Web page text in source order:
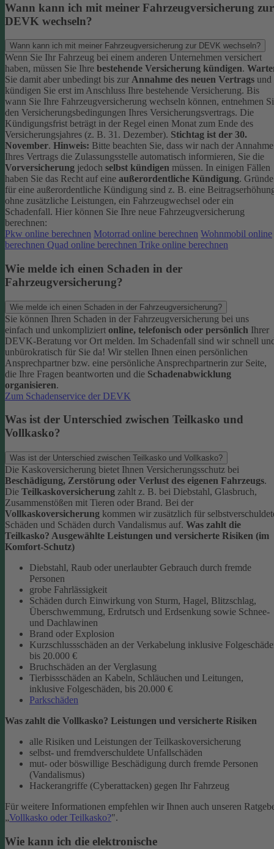
Wann kann ich mit meiner Fahrzeugversicherung zur
DEVK wechseln?
Wann kann ich mit meiner Fahrzeugversicherung zur DEVK wechseln?
Wenn Sie Ihr Fahrzeug bei einem anderen Unternehmen versichert
haben, müssen Sie Ihre bestehende Versicherung kündigen.
Sie damit aber unbedingt bis zur Annahme des neuen Vertrags und
kündigen Sie erst im Anschluss Ihre bestehende Versicherung. Bis
wann Sie Ihre Fahrzeugversicherung wechseln können, entnehmen
den Versicherungsbedingungen Ihres Versicherungsvertrags. Die
Kündigungsfrist beträgt in der Regel einen Monat zum Ende des
Versicherungsjahres (z. B. 31. Dezember). Stichtag ist der 30.
November. Hinweis: Bitte beachten Sie, dass wir nach der Annahme
Ihres Vertrags die Zulassungsstelle automatisch informieren, Sie die
Vorversicherung jedoch selbst kündigen müssen. In einigen Fällen
haben Sie das Recht auf eine außerordentliche Kündigung. Gründe
für eine außerordentliche Kündigung sind z. B. eine
ohne zusätzliche Leistungen, ein Fahrzeugwechsel oder ein
Schadenfall. Hier können Sie Ihre neue Fahrzeugversicherung
berechnen:
Pkw online berechnen Motorrad online berechnen Wohnmobil online
berechnen Quad online berechnen Trike online berechnen
Wie melde ich einen Schaden in der
Fahrzeugversicherung?
Wie melde ich einen Schaden in der Fahrzeugversicherung?
Sie können Ihren Schaden in der Fahrzeugversicherung bei uns
einfach und unkompliziert online, telefonisch oder persönlich Ihrer
DEVK-Beratung vor Ort melden. Im Schadenfall sind wir schnell
unbürokratisch für Sie da! Wir stellen Ihnen einen persönlichen
Ansprechpartner bzw. eine persönliche Ansprechpartnerin zur Seite,
die Ihre Fragen beantworten und die Schadenabwicklung
organisieren.
Zum Schadenservice der DEVK
Was ist der Unterschied zwischen Teilkasko und
Vollkasko?
Was ist der Unterschied zwischen Teilkasko und Vollkasko?
Die Kaskoversicherung bietet Ihnen Versicherungsschutz bei
Beschädigung, Zerstörung oder Verlust des eigenen Fahrzeugs.
Die Teilkaskoversicherung zahlt z. B. bei Diebstahl, Glasbruch,
Zusammenstößen mit Tieren oder Brand. Bei der
Vollkaskoversicherung kommen wir zusätzlich für
Schäden und Schäden durch Vandalismus auf. Was zahlt die
Teilkasko? Ausgewählte Leistungen und versicherte Risiken (im
Komfort-Schutz)
Diebstahl, Raub oder unerlaubter Gebrauch durch fremde
Personen
grobe Fahrlässigkeit
Schäden durch Einwirkung von Sturm, Hagel, Blitzschlag,
Überschwemmung, Erdrutsch und Erdsenkung sowie Schnee-
und Dachlawinen
Brand oder Explosion
Kurzschlussschäden an der Verkabelung inklusive
bis 20.000 €
Bruchschäden an der Verglasung
Tierbissschäden an Kabeln, Schläuchen und Leitungen,
inklusive Folgeschäden, bis 20.000 €
Parkschäden
Was zahlt die Vollkasko? Leistungen und versicherte Risiken
alle Risiken und Leistungen der Teilkaskoversicherung
selbst- und fremdverschuldete Unfallschäden
mut- oder böswillige Beschädigung durch fremde Personen
(Vandalismus)
Hackerangriffe (Cyberattacken) gegen Ihr Fahrzeug
Für weitere Informationen empfehlen wir Ihnen auch unseren
„Vollkasko oder Teilkasko?".
Wie kann ich die elektronische